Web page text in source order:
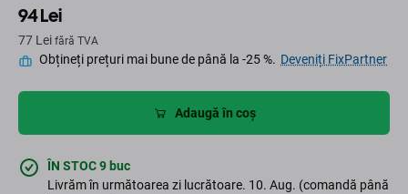
94 Lei
77 Lei fără TVA
Obțineți prețuri mai bune de până la -25 %. Deveniți FixPartner
Adaugă în coș
ÎN STOC 9 buc
Livrăm în următoarea zi lucrătoare. 10. Aug. (comandă până